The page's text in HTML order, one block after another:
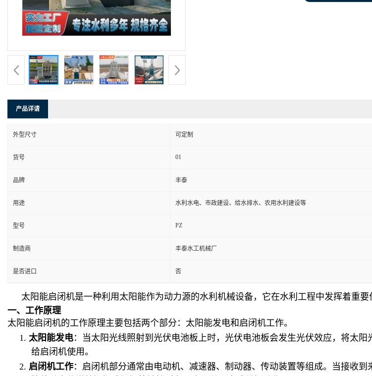
产品详请
外型尺寸 可定制
货号 01
品牌 丰泰
用途 水利水电、市政建设、给水排水、农用水利建设等
型号 PZ
制造商 丰泰水工机械厂
是否进口 否
太阳能启闭机是一种利用太阳能作为动力源的水利机械设备，它在水利工程中发挥着重要
一、工作原理
太阳能启闭机的工作原理主要包括两个部分：太阳能发电和启闭机工作。
1. 太阳能发电：当太阳光线照射到光伏电池板上时，光伏电池板会发生光伏效应，将太
给启闭机使用。
2. 启闭机工作：启闭机部分通常由电动机、减速器、制动器、传动装置等组成。当接收